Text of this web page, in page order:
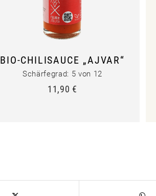
BIO-CHILISAUCE „AJVAR“
Schärfegrad: 5 von 12
11,90 €